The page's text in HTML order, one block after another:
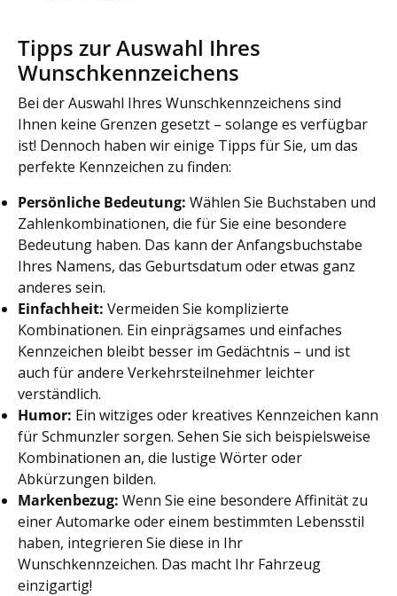
Tipps zur Auswahl Ihres
Wunschkennzeichens
Bei der Auswahl Ihres Wunschkennzeichens sind
Ihnen keine Grenzen gesetzt – solange es verfügbar
ist! Dennoch haben wir einige Tipps für Sie, um das
perfekte Kennzeichen zu finden:
Persönliche Bedeutung: Wählen Sie Buchstaben und
Zahlenkombinationen, die für Sie eine besondere
Bedeutung haben. Das kann der Anfangsbuchstabe
Ihres Namens, das Geburtsdatum oder etwas ganz
anderes sein.
Einfachheit: Vermeiden Sie komplizierte
Kombinationen. Ein einprägsames und einfaches
Kennzeichen bleibt besser im Gedächtnis – und ist
auch für andere Verkehrsteilnehmer leichter
verständlich.
Humor: Ein witziges oder kreatives Kennzeichen kann
für Schmunzler sorgen. Sehen Sie sich beispielsweise
Kombinationen an, die lustige Wörter oder
Abkürzungen bilden.
Markenbezug: Wenn Sie eine besondere Affinität zu
einer Automarke oder einem bestimmten Lebensstil
haben, integrieren Sie diese in Ihr
Wunschkennzeichen. Das macht Ihr Fahrzeug
einzigartig!